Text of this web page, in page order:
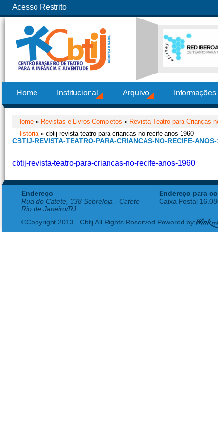
Acesso Restrito
Home Institucional Arquivo
Home » Revistas e Livros Completos » Revista Teatro para Crianças
História» cbtij-revista-teatro-para-criancas-no-recife-anos-1960
CBTIJ-REVISTA-TEATRO-PARA-CRIANCAS-NO-RECIFE-
cbtij-revista-teatro-para-criancas-no-recife-anos-1960
Endereço
Rua do Catete, 338 Sobreloja - Catete
Rio de Janeiro/RJ
Endereço para
Caixa Postal
©Copyright 2013 - Cbtij All Rights Reserved Powered by: